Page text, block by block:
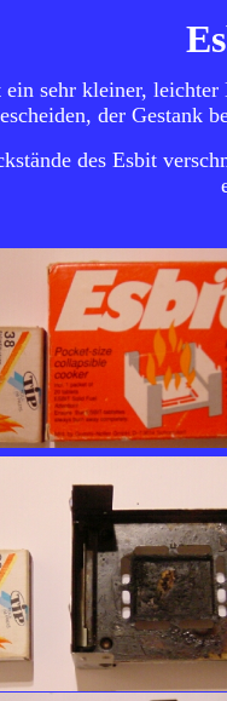
ein sehr kleiner,
der Gestank
des Esbit